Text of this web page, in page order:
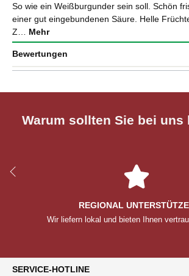
So wie ein Weißburgunder sein soll. Schön
einer gut eingebundenen Säure. Helle
Z… Mehr
Bewertungen
Warum sollten Sie bei uns
REGIONAL
Wir liefern lokal und bieten Ihnen
SERVICE-HOTLINE